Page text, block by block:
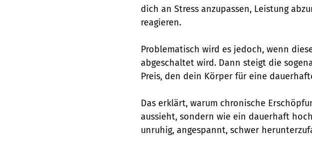
dich an Stress anzupassen, Leistung
reagieren.
Problematisch wird es jedoch, wenn
abgeschaltet wird. Dann steigt die
Preis, den dein Körper für eine
Das erklärt, warum chronische
aussieht, sondern wie ein dauerhaft
unruhig, angespannt, schwer